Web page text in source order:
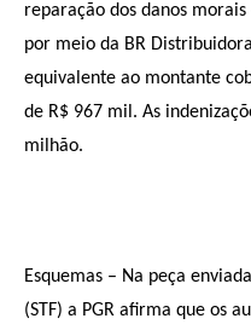
reparação dos danos
por meio da BR
equivalente ao montante
de R$ 967 mil. As
milhão.
Esquemas – Na peça
(STF) a PGR afirma que os